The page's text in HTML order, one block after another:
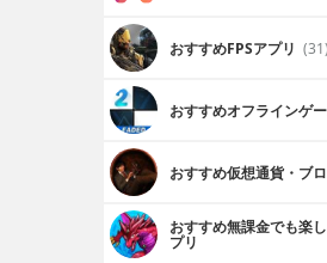
おすすめFPSアプリ (31)
おすすめオフラインゲ
おすすめ仮想通貨・ブ
おすすめ無課金でも楽
プリ